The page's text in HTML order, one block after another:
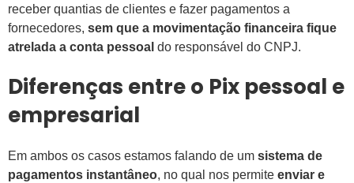
receber quantias de clientes e fazer pagamentos a
fornecedores, sem que a movimentação financeira fique
atrelada a conta pessoal do responsável do CNPJ.
Diferenças entre o Pix pessoal e
empresarial
Em ambos os casos estamos falando de um sistema de
pagamentos instantâneo, no qual nos permite enviar e